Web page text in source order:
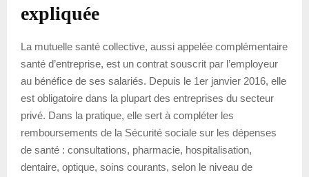
expliquée
La mutuelle santé collective, aussi appelée complémentaire
santé d’entreprise, est un contrat souscrit par l’employeur
au bénéfice de ses salariés. Depuis le 1er janvier 2016, elle
est obligatoire dans la plupart des entreprises du secteur
privé. Dans la pratique, elle sert à compléter les
remboursements de la Sécurité sociale sur les dépenses
de santé : consultations, pharmacie, hospitalisation,
dentaire, optique, soins courants, selon le niveau de